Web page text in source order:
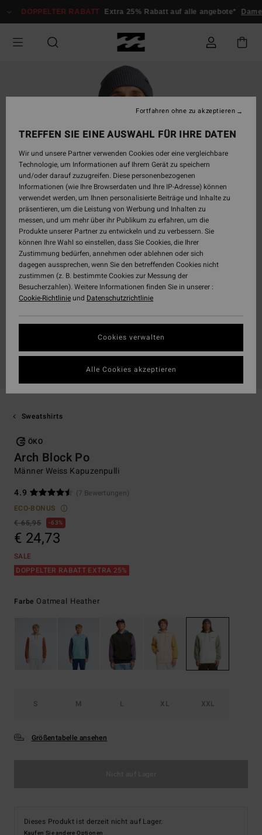
zur
springen
DOPPELTER RABATT Extra 25% Rabatt auf alle angebote*
Sweatshirts
ÖKO
Arch Block Po
Männer Weiss Kapuzenpulli
4.9
(7 Bewertungen)
ECO-BONUS
€ 65,95
63%
€ 24,73
SALE
DOPPELTER RABATT EXTRA 25%
Farbe Oatmeal Heather
S M L XL XXL
Größentabelle ansehen
Dieses Produkt ist derzeit nicht auf Lager.
TREFFEN SIE EINE AUSWAHL FÜR IHRE DATEN
Wir und unsere Partner verwenden Cookies oder eine vergleichbare
Technologie, um Informationen auf Ihrem Gerät zu speichern
und/oder darauf zuzugreifen. Diese personenbezogenen
Informationen (wie Ihre Browserdaten und Ihre IP-Adresse) können
verwendet werden, um Ihnen personalisierte Beiträge und Inhalte zu
präsentieren, um die Leistung von Werbung und Inhalten zu
messen, und um mehr über ihr Publikum zu erfahren, um die
Produkte unserer Partner zu entwickeln und zu verbessern. Sie
können Ihre Wahl so einstellen, dass Sie Cookies, die Ihrer
Zustimmung bedürfen, annehmen oder ablehnen oder sich
dagegen aussprechen, wenn Sie den betreffenden Cookies nicht
zustimmen (z. B. bestimmte Cookies zur Messung der
Besucherzahlen). Weitere Informationen finden Sie in unserer :
Cookie-Richtlinieund Datenschutzrichtlinie
Cookies verwalten
Fortfahren ohne zu akzeptieren
Alle Cookies akzeptieren